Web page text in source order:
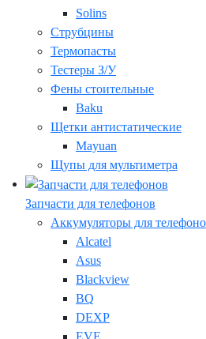
Solins
Струбцины
Термопасты
Тестеры З/У
Фены стоительные
Baku
Щетки антистатические
Mayuan
Щупы для мультиметра
Запчасти для телефонов
Аккумуляторы для
Alcatel
Asus
Blackview
BQ
DEXP